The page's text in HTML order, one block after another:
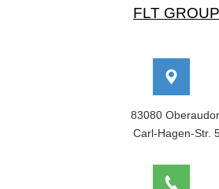
FLT GROUP
83080
Carl-Hagen-Str.